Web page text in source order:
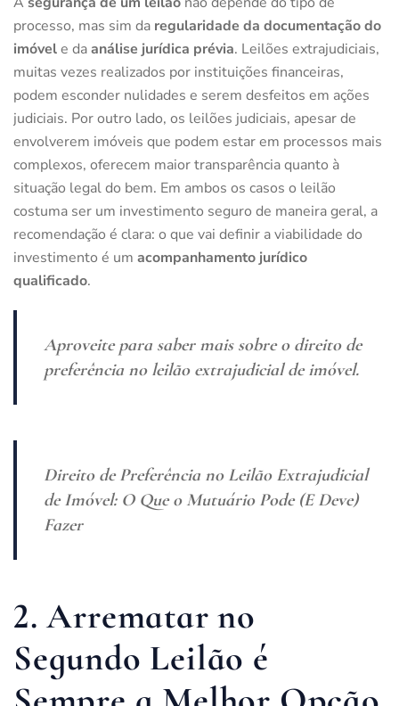
processo, mas sim da regularidade da documentação do
imóvele daanálise jurídica prévia. Leilões extrajudiciais,
muitas vezes realizados por instituições financeiras,
podem esconder nulidades e serem desfeitos em ações
judiciais. Por outro lado, os leilões judiciais, apesar de
envolverem imóveis que podem estar em processos mais
complexos, oferecem maior transparência quanto à
situação legal do bem. Em ambos os casos o leilão
costuma ser um investimento seguro de maneira geral, a
recomendação é clara: o que vai definir a viabilidade do
investimento é um acompanhamento jurídico
qualificado.
Aproveite para saber mais sobre o direito de
preferência no leilão extrajudicial de imóvel.
Direito de Preferência no Leilão Extrajudicial
de Imóvel: O Que o Mutuário Pode (E Deve)
Fazer
2. Arrematar no
Segundo Leilão é